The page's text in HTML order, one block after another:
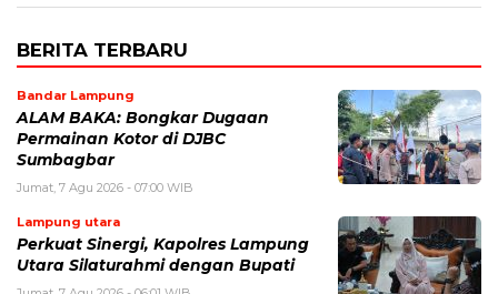
BERITA TERBARU
Bandar Lampung
ALAM BAKA: Bongkar Dugaan
Permainan Kotor di DJBC
Sumbagbar
Jumat, 7 Agu 2026 - 07:00 WIB
Lampung utara
Perkuat Sinergi, Kapolres Lampung
Utara Silaturahmi dengan Bupati